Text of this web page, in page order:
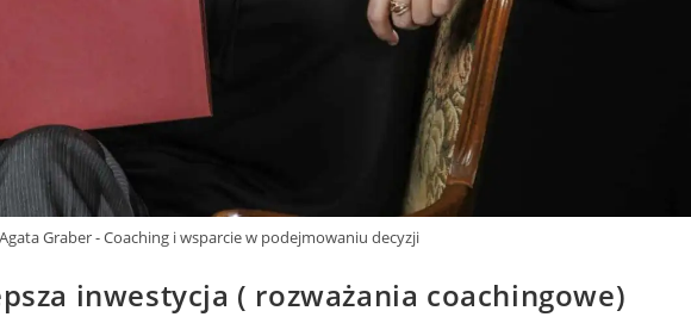
Agata Graber - Coaching i wsparcie w podejmowaniu decyzji
inwestycja ( rozważania coachingowe)